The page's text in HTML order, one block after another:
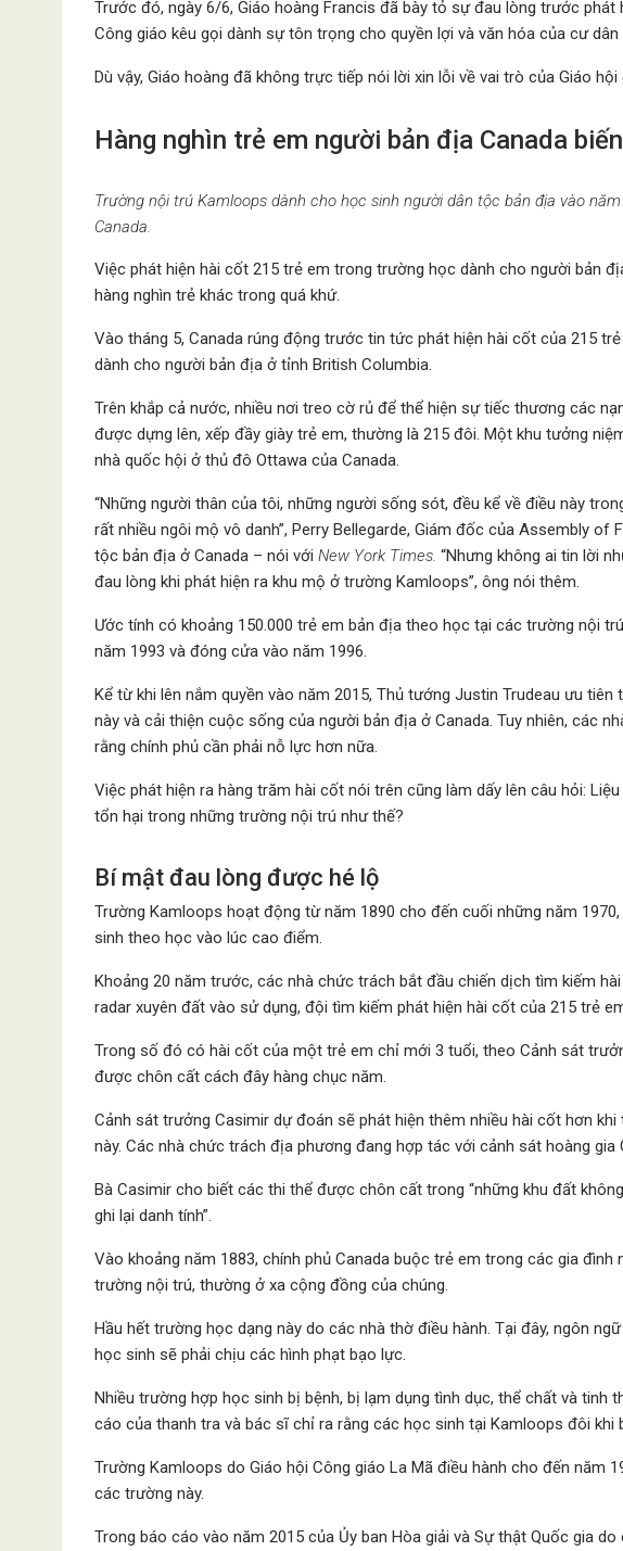
Trước đó, ngày 6/6, Giáo hoàng Francis đã bày tỏ sự đau lòng trước
Công giáo kêu gọi dành sự tôn trọng cho quyền lợi và văn hóa của cư dân
Dù vậy, Giáo hoàng đã không trực tiếp nói lời xin lỗi về vai trò của Giáo
Hàng nghìn trẻ em người bản địa Canada
Trường nội trú Kamloops dành cho học sinh người dân tộc bản địa vào
Canada.
Việc phát hiện hài cốt 215 trẻ em trong trường học dành cho người bản
hàng nghìn trẻ khác trong quá khứ.
Vào tháng 5, Canada rúng động trước tin tức phát hiện hài cốt của 215
dành cho người bản địa ở tỉnh British Columbia.
Trên khắp cả nước, nhiều nơi treo cờ rủ để thể hiện sự tiếc thương các
được dựng lên, xếp đầy giày trẻ em, thường là 215 đôi. Một khu tưởng
nhà quốc hội ở thủ đô Ottawa của Canada.
“Những người thân của tôi, những người sống sót, đều kể về điều này
rất nhiều ngôi mộ vô danh”, Perry Bellegarde, Giám đốc của Assembly
tộc bản địa ở Canada – nói với New York Times. “Nhưng không ai tin lời
đau lòng khi phát hiện ra khu mộ ở trường Kamloops”, ông nói thêm.
Ước tính có khoảng 150.000 trẻ em bản địa theo học tại các trường nội
năm 1993 và đóng cửa vào năm 1996.
Kể từ khi lên nắm quyền vào năm 2015, Thủ tướng Justin Trudeau ưu
này và cải thiện cuộc sống của người bản địa ở Canada. Tuy nhiên, các
rằng chính phủ cần phải nỗ lực hơn nữa.
Việc phát hiện ra hàng trăm hài cốt nói trên cũng làm dấy lên câu hỏi:
tổn hại trong những trường nội trú như thế?
Bí mật đau lòng được hé lộ
Trường Kamloops hoạt động từ năm 1890 cho đến cuối những năm
sinh theo học vào lúc cao điểm.
Khoảng 20 năm trước, các nhà chức trách bắt đầu chiến dịch tìm kiếm
radar xuyên đất vào sử dụng, đội tìm kiếm phát hiện hài cốt của 215 trẻ
Trong số đó có hài cốt của một trẻ em chỉ mới 3 tuổi, theo Cảnh sát
được chôn cất cách đây hàng chục năm.
Cảnh sát trưởng Casimir dự đoán sẽ phát hiện thêm nhiều hài cốt hơn
này. Các nhà chức trách địa phương đang hợp tác với cảnh sát hoàng
Bà Casimir cho biết các thi thể được chôn cất trong “những khu đất
ghi lại danh tính”.
Vào khoảng năm 1883, chính phủ Canada buộc trẻ em trong các gia
trường nội trú, thường ở xa cộng đồng của chúng.
Hầu hết trường học dạng này do các nhà thờ điều hành. Tại đây, ngôn
học sinh sẽ phải chịu các hình phạt bạo lực.
Nhiều trường hợp học sinh bị bệnh, bị lạm dụng tình dục, thể chất và tinh
cáo của thanh tra và bác sĩ chỉ ra rằng các học sinh tại Kamloops đôi khi
Trường Kamloops do Giáo hội Công giáo La Mã điều hành cho đến năm
các trường này.
Trong báo cáo vào năm 2015 của Ủy ban Hòa giải và Sự thật Quốc gia